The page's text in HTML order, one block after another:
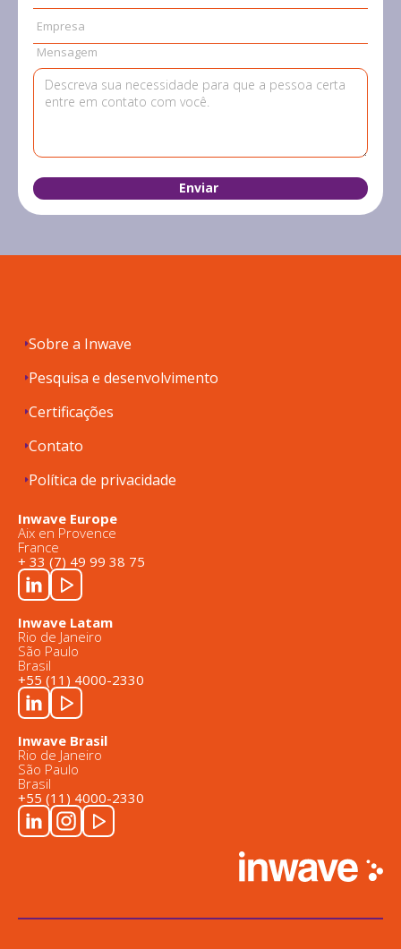
Empresa
Mensagem
Sobre a Inwave
Pesquisa e desenvolvimento
Certificações
Contato
Política de privacidade
Inwave Europe
Aix en Provence
France
+ 33 (7) 49 99 38 75
Inwave Latam
Rio de Janeiro
São Paulo
Brasil
+55 (11) 4000-2330
Inwave Brasil
Rio de Janeiro
São Paulo
Brasil
+55 (11) 4000-2330